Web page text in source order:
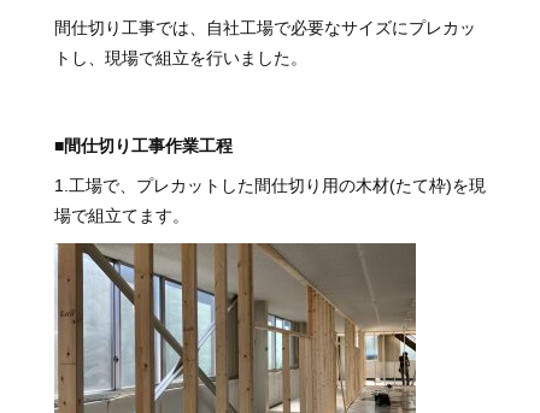
間仕切り工事では、自社工場で必要なサイズにプレカッ
トし、現場で組立を行いました。
■間仕切り工事作業工程
1.工場で、プレカットした間仕切り用の木材(たて枠)を現
場で組立てます。